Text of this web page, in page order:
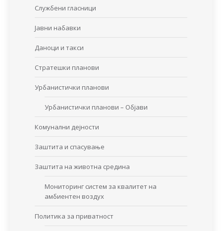
Службени гласници
Јавни набавки
Даноци и такси
Стратешки планови
Урбанистички планови
Урбанистички планови – Објави
Комунални дејности
Заштита и спасување
Заштита на животна средина
Мониторинг систем за квалитет на
амбиентен воздух
Политика за приватност